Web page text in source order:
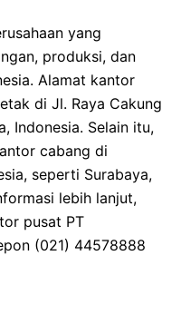
yang
produksi, dan
Alamat kantor
di Jl. Raya Cakung
Indonesia. Selain itu,
cabang di
seperti Surabaya,
lebih lanjut,
pusat PT
(021) 44578888